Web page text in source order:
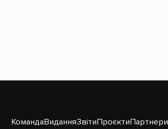
КомандаВиданняЗвітиПроєктиПартнери